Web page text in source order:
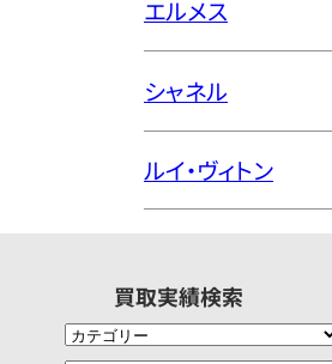
エルメス
シャネル
ルイ・ヴィトン
買取実績検索